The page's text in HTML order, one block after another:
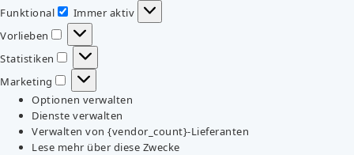
Funktional
Funktional
Immer aktiv
Vorlieben
Vorlieben
Statistiken
Statistiken
Marketing
Marketing
Optionen verwalten
Dienste verwalten
Verwalten von {vendor_count}-Lieferanten
Lese mehr über diese Zwecke